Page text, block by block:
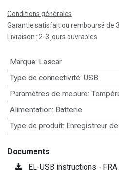
Conditions générales
Garantie satisfait ou remboursé de
Livraison : 2-3 jours ouvrables
Marque: Lascar
Type de connectivité: USB
Paramètres de mesure:
Alimentation: Batterie
Type de produit: Enregistreur
Documents
EL-USB instructions - FRA